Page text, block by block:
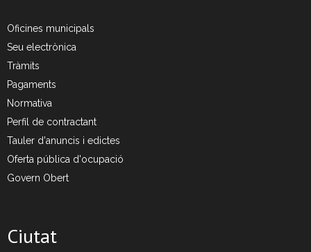
Oficines municipals
Seu electrònica
Tràmits
Pagaments
Normativa
Perfil de contractant
Tauler d'anuncis i edictes
Oferta pública d'ocupació
Govern Obert
Ciutat